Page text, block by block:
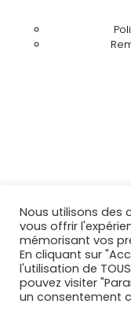
Nous utilisons des
vous offrir
mémorisant vos
En cliquant sur
l'utilisation de
pouvez visiter
un consentement